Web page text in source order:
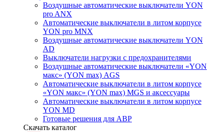
Воздушные автоматические выключатели YON
pro ANX
Автоматические выключатели в литом корпусе
YON pro MNX
Воздушные автоматические выключатели YON
AD
Выключатели нагрузки с предохранителями
Воздушные автоматические выключатели «YON
макс» (YON max) AGS
Автоматические выключатели в литом корпусе
«YON макс» (YON max) MGS и аксессуары
Автоматические выключатели в литом корпусе
YON MD
Готовые решения для АВР
Скачать каталог